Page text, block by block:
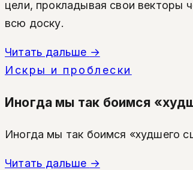
цели, прокладывая свои векторы
всю доску.
Читать дальше →
Искры и проблески
Иногда мы так боимся
Иногда мы так боимся «худшего
Читать дальше →